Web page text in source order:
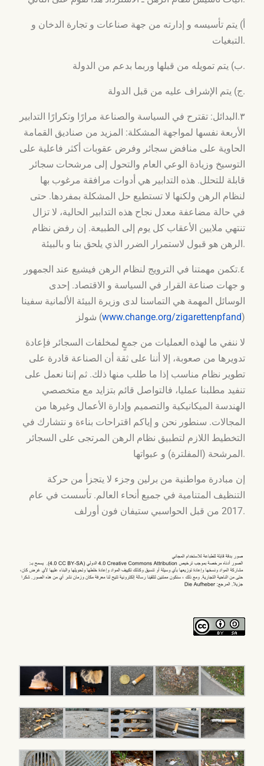
أ) يتم تأسيسه و إدارته من جهة صناعات و تجارة الدخان و
التبغيات.
ب) يتم تمويله من قبلها وربما بدعم من الدولة.
ج) يتم الإشراف عليه من قبل الدولة.
٣.البدائل: تقترح في السياسة والصناعة مرارًا وتكرارًا التدابير
الأربعة نفسها لمواجهة المشكلة: المزيد من صناديق القمامة
الحاوية على منافض سجائر وفرض عقوبات أكثر فاعلية على
التوسيخ وزيادة الوعي العام والتحول إلى مرشحات سجائر
قابلة للتحلل. هذه التدابير هي أدوات مرافقة مرغوب بها
لنظام الرهن ولكنها لا تستطيع حل المشكلة بمفردها. حتى
في حالة مضاعفة معدل نجاح هذه التدابير الحالية، لا تزال
تنتهي ملايين الأعقاب كل يوم إلى الطبيعة. إن رفض نظام
الرهن هو قبول لاستمرار الضرر الذي يلحق بنا و بالبيئة.
٤.تكمن مهمتنا في الترويج لنظام الرهن فيشيع عند الجمهور
و جهات صناعة القرار في السياسة و الاقتصاد. إحدى
الوسائل المهمة هي التماسنا لدى وزيرة البيئة الألمانية سفينا
شولز (www.change.org/zigarettenpfand)
لا ننفي ما لهذه العمليات من جمعٍ لمخلفات السجائر فإعادة
تدويرها من صعوبة، إلا أننا على ثقة أن الصناعة قادرة على
تطوير نظام مناسب إذا ما طلب منها ذلك. ثم إننا نعمل على
تنفيد مطلبنا عمليا، فالتواصل قائم بتزايد مع متخصصي
الهندسة الميكانيكية والتصميم وإدارة الأعمال وغيرها من
المجالات. سنطور نحن و إياكم اقتراحات بناءة و نتشارك في
التخطيط اللازم لتطبيق نظام الرهن المرتجى على السجائر
المرشحة (المفلترة) و عبواتها.
إن مبادرة مواطنية من برلين وجزء لا يتجزأ من حركة
التنظيف المتنامية في جميع أنحاء العالم. تأسست في عام
2017 من قبل الحواسبي ستيفان فون أورلف.